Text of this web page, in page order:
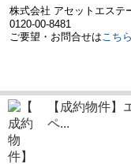
株式会社 アセットエステ
0120-00-8481
ご要望・お問合せはこちら
【成約物件】
ペ...